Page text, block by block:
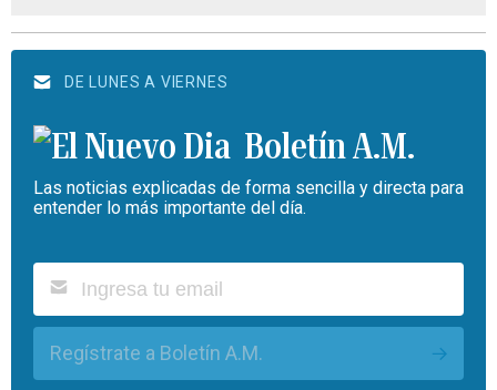
DE LUNES A VIERNES
Boletín A.M.
Las noticias explicadas de forma sencilla y directa para
entender lo más importante del día.
Regístrate a Boletín A.M.